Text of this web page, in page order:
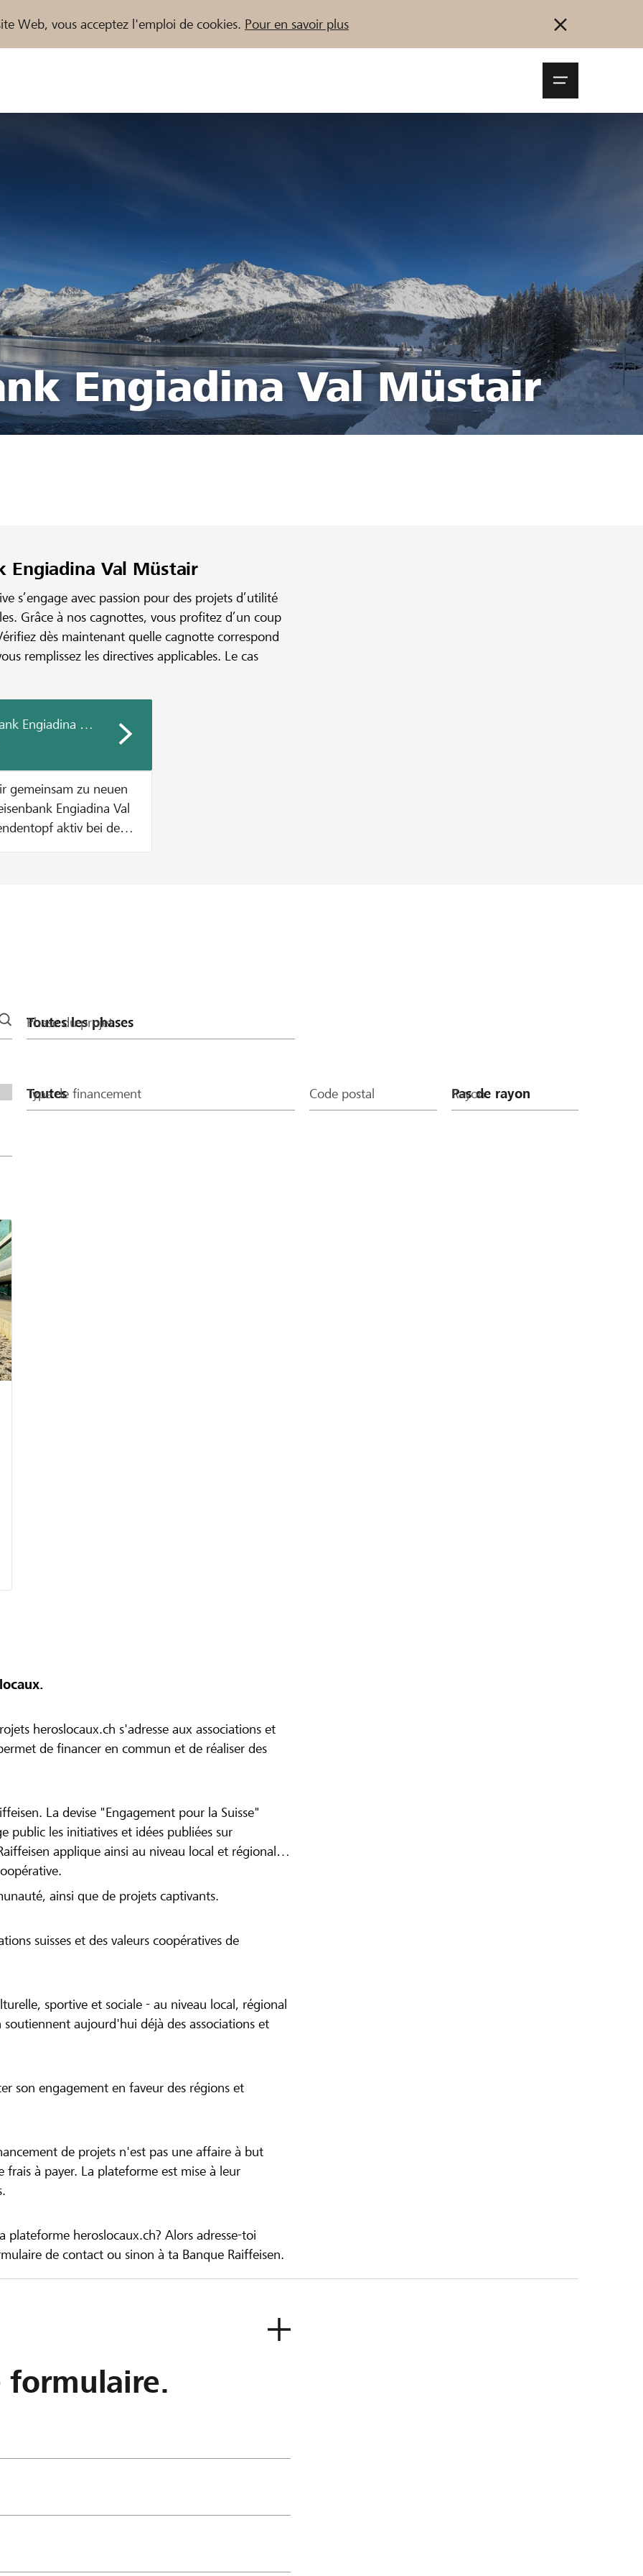
Web, vous acceptez l'emploi de cookies. Pour en savoir plus
Engiadina Val Müstair
Engiadina Val Müstair
s’engage avec passion pour des projets d’utilité
Grâce à nos cagnottes, vous profitez d’un coup
dès maintenant quelle cagnotte correspond
remplissez les directives applicables. Le cas
Engiadina Val Müstair
gemeinsam zu neuen
aktiv bei der
ODER der
CHF 1000 pro Projekt
von CHF 400
Phase du projet
Type de financement Code postal Rayon
heroslocaux.ch s'adresse aux associations et
de financer en commun et de réaliser des
La devise "Engagement pour la Suisse"
public les initiatives et idées publiées sur
applique ainsi au niveau local et régional
ainsi que de projets captivants.
suisses et des valeurs coopératives de
sportive et sociale - au niveau local, régional
aujourd'hui déjà des associations et
son engagement en faveur des régions et
de projets n'est pas une affaire à but
à payer. La plateforme est mise à leur
plateforme heroslocaux.ch? Alors adresse-toi
de contact ou sinon à ta Banque Raiffeisen.
formulaire.